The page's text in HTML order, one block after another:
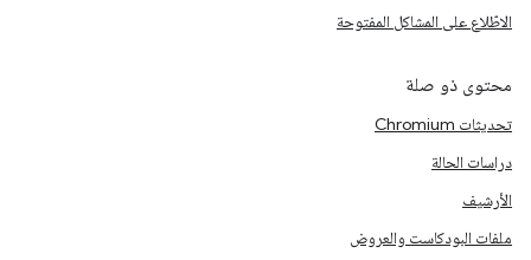
الاطّلاع على المشاكل المفتوحة
محتوى ذو صلة
تحديثات Chromium
دراسات الحالة
الأرشيف
ملفات البودكاست والعروض